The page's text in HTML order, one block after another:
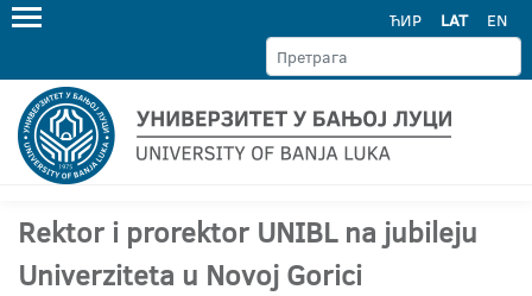
ЋИР LAT EN
Rektor i prorektor UNIBL na jubileju
Univerziteta u Novoj Gorici